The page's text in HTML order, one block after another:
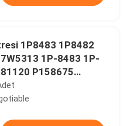
1P8483 1P8482
1P-8483 1P-
P158675
E772/773/774/775 için